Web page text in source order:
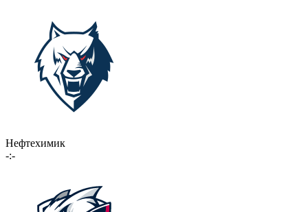
Нефтехимик
-:-